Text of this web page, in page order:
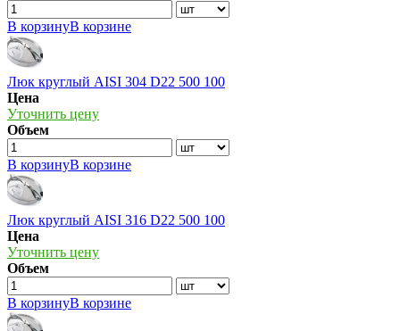
В корзинуВ корзине
Люк круглый AISI 304 D22 500 100
Цена
Уточнить цену
Объем
В корзинуВ корзине
Люк круглый AISI 316 D22 500 100
Цена
Уточнить цену
Объем
В корзинуВ корзине